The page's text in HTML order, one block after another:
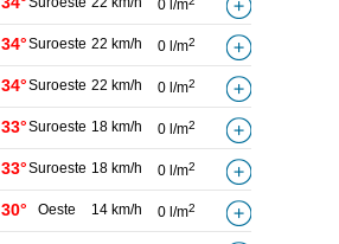
0 l/m
34°Suroeste 22 km/h 0 l/m2
34°Suroeste 22 km/h 0 l/m2
33°Suroeste 18 km/h 0 l/m2
33°Suroeste 18 km/h 0 l/m2
30° Oeste 14 km/h 0 l/m2